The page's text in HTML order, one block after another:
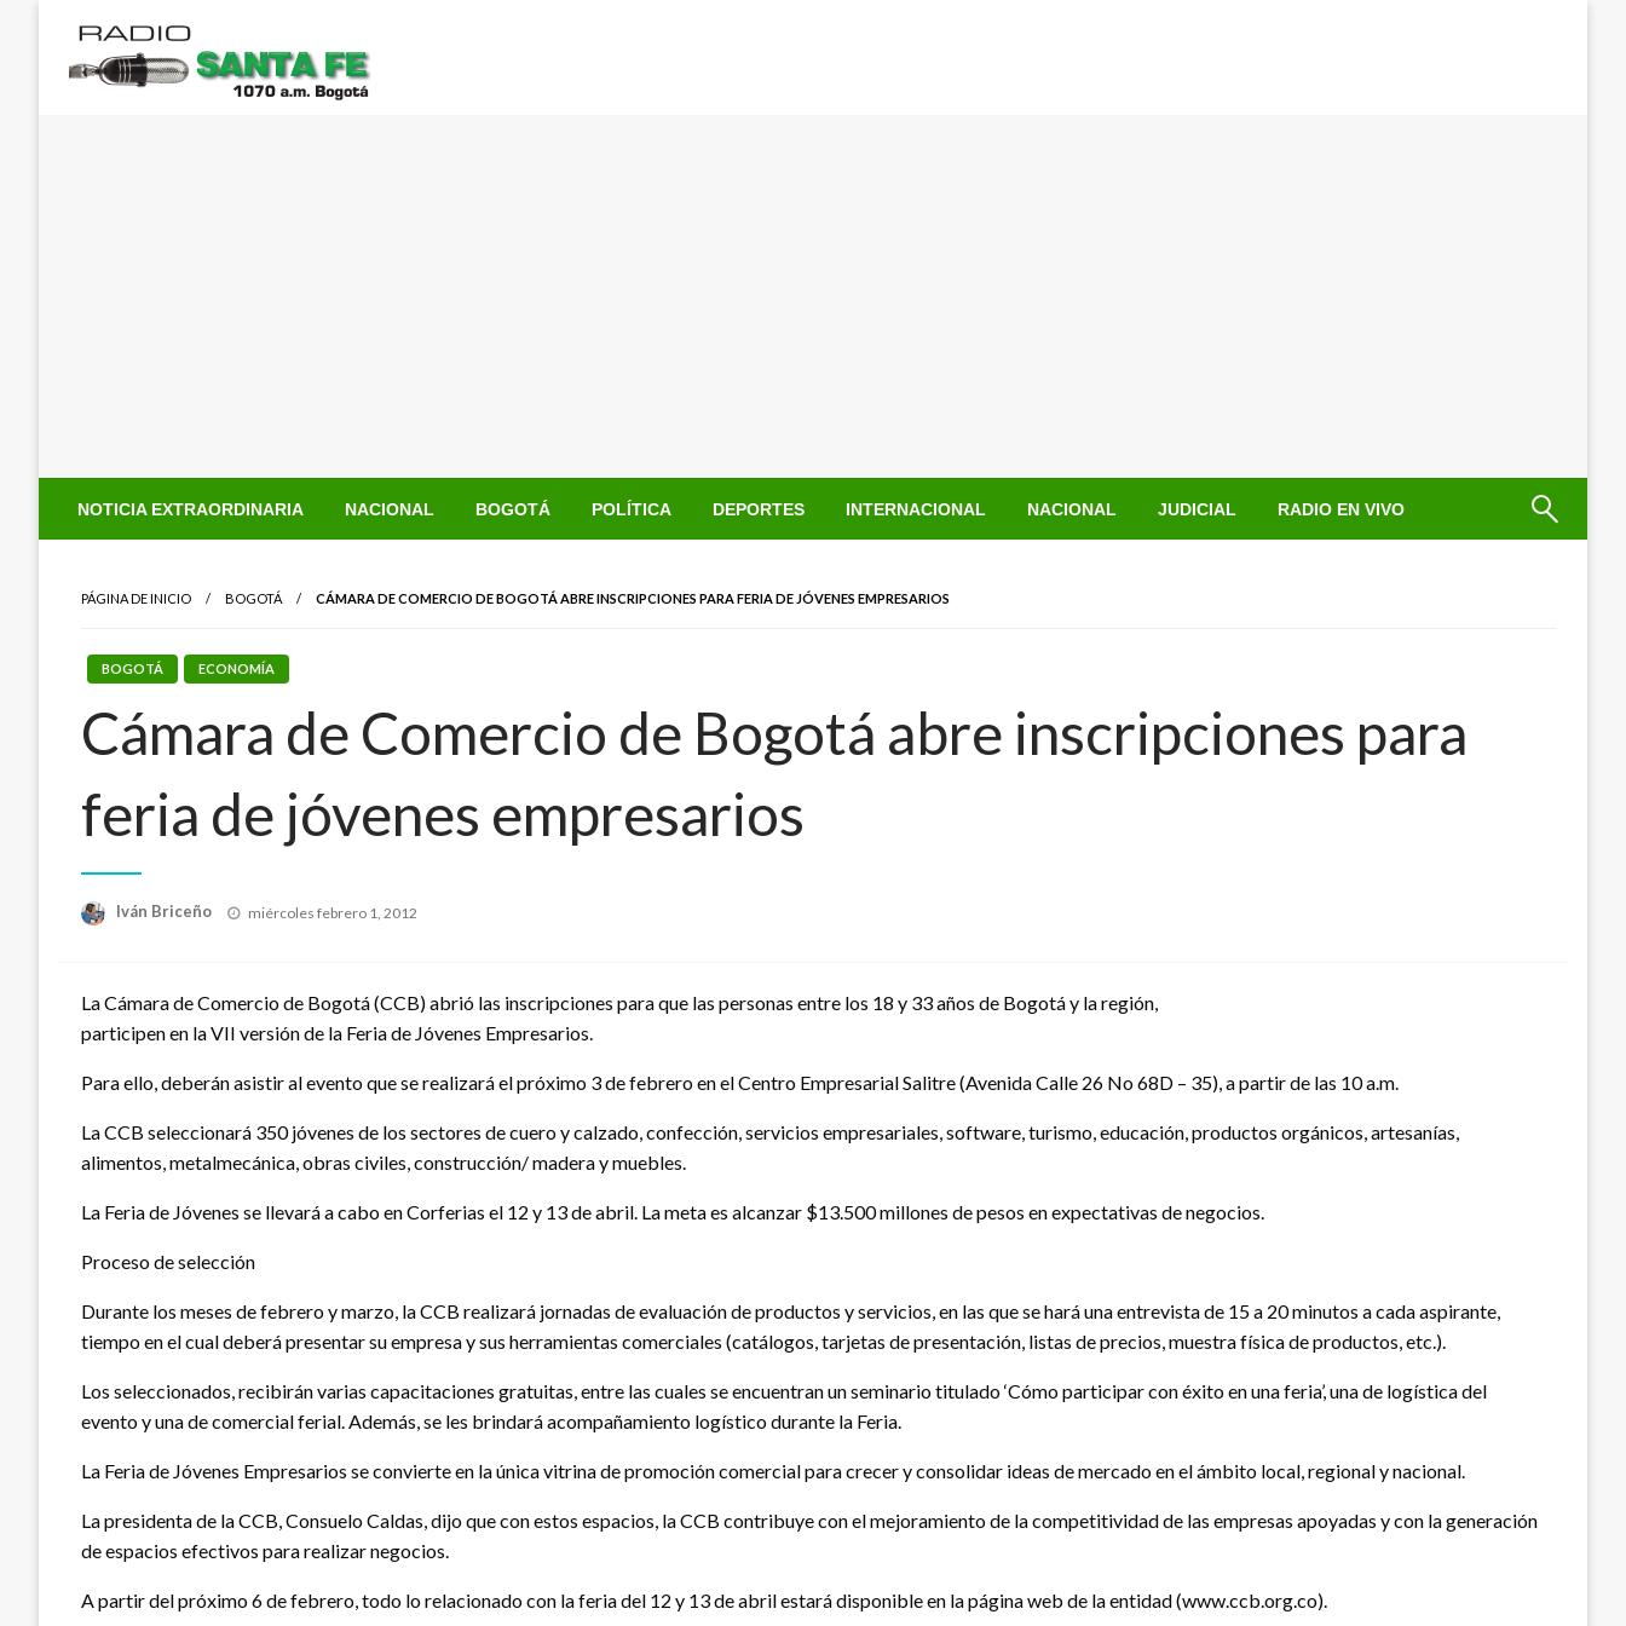
contenido
NOTICIA EXTRAORDINARIA NACIONAL BOGOTÁ POLÍTICA DEPORTES INTERNACIONAL NACIONAL JUDICIAL RADIO EN VIVO
PÁGINA DE INICIO BOGOTÁ CÁMARA DE COMERCIO DE BOGOTÁ ABRE INSCRIPCIONES PARA FERIA DE JÓVENES EMPRESARIOS
BOGOTÁ ECONOMÍA
Cámara de Comercio de Bogotá abre inscripciones para
feria de jóvenes empresarios
Iván Briceño
Publicado
miércoles febrero 1, 2012
La Cámara de Comercio de Bogotá (CCB) abrió las inscripciones para que las personas entre los 18 y 33 años de Bogotá y la región,
participen en la VII versión de la Feria de Jóvenes Empresarios.
Para ello, deberán asistir al evento que se realizará el próximo 3 de febrero en el Centro Empresarial Salitre (Avenida Calle 26 No 68D – 35), a partir de las 10 a.m.
La CCB seleccionará 350 jóvenes de los sectores de cuero y calzado, confección, servicios empresariales, software, turismo, educación, productos orgánicos, artesanías,
alimentos, metalmecánica, obras civiles, construcción/ madera y muebles.
La Feria de Jóvenes se llevará a cabo en Corferias el 12 y 13 de abril. La meta es alcanzar $13.500 millones de pesos en expectativas de negocios.
Proceso de selección
Durante los meses de febrero y marzo, la CCB realizará jornadas de evaluación de productos y servicios, en las que se hará una entrevista de 15 a 20 minutos a cada aspirante,
tiempo en el cual deberá presentar su empresa y sus herramientas comerciales (catálogos, tarjetas de presentación, listas de precios, muestra física de productos, etc.).
Los seleccionados, recibirán varias capacitaciones gratuitas, entre las cuales se encuentran un seminario titulado ‘Cómo participar con éxito en una feria’, una de logística del
evento y una de comercial ferial. Además, se les brindará acompañamiento logístico durante la Feria.
La Feria de Jóvenes Empresarios se convierte en la única vitrina de promoción comercial para crecer y consolidar ideas de mercado en el ámbito local, regional y nacional.
La presidenta de la CCB, Consuelo Caldas, dijo que con estos espacios, la CCB contribuye con el mejoramiento de la competitividad de las empresas apoyadas y con la generación
de espacios efectivos para realizar negocios.
A partir del próximo 6 de febrero, todo lo relacionado con la feria del 12 y 13 de abril estará disponible en la página web de la entidad (www.ccb.org.co).